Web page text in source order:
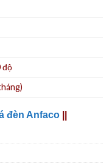
độ
đèn Anfaco